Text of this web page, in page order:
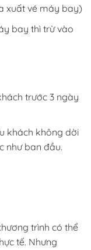
xuất vé máy bay)
bay thì trừ vào
trước 3 ngày
khách không dời
như ban đầu.
trình có thể
tế. Nhưng